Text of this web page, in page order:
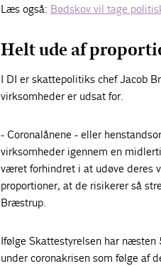
Læs også: Bødskov vil tage
Helt ude af
I DI er skattepolitiks chef Jacob
virksomheder er udsat for.
- Coronalånene - eller
virksomheder igennem en
været forhindret i at udøve deres
proportioner, at de risikerer så
Bræstrup.
Ifølge Skattestyrelsen har næsten
under coronakrisen som følge af